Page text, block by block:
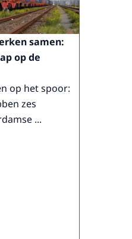
samen:
op de
op het spoor:
zes
...